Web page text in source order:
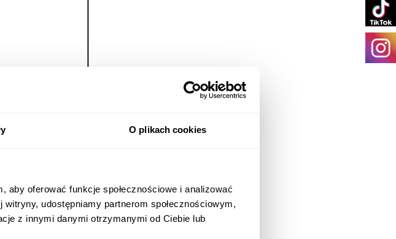
O plikach cookies
oferować funkcje społecznościowe i analizować
udostępniamy partnerom społecznościowym,
z innymi danymi otrzymanymi od Ciebie lub